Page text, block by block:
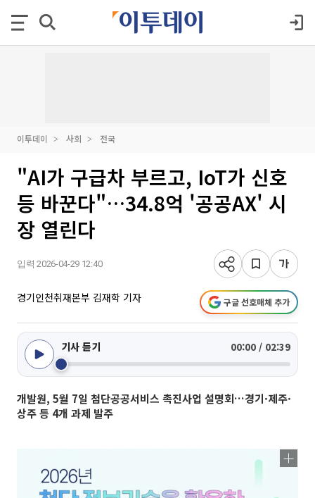
이투데이 사회 전국
"AI가 구급차 부르고, IoT가 신호
등 바꾼다"…34.8억 '공공AX' 시
장 열린다
입력 2026-04-29 12:40
경기인천취재본부 김재학 기자 구글 선호매체 추가
기사 듣기 00:00 / 02:39
개발원, 5월 7일 첨단공공서비스 촉진사업 설명회…경기·제주·
상주 등 4개 과제 발주